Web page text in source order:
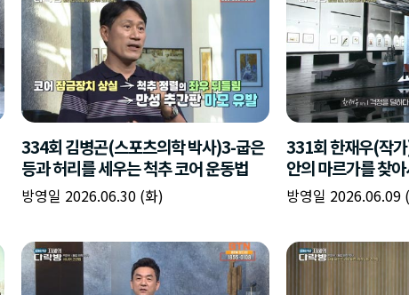
334회 김병곤(스포츠의학 박사)3-굽은
등과 허리를 세우는 척추 코어 운동법
방영일 2026.06.30 (화)
331회 한재우(작
안의 마르가를 찾
방영일 2026.06.09